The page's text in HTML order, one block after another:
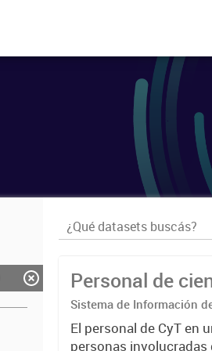
Personal de
Sistema de Información
El personal de CyT en
personas involucradas